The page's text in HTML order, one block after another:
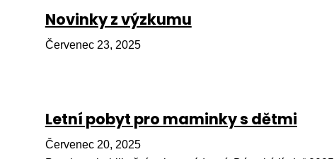
Novinky z výzkumu
Červenec 23, 2025
Letní pobyt pro maminky s dětmi
Červenec 20, 2025